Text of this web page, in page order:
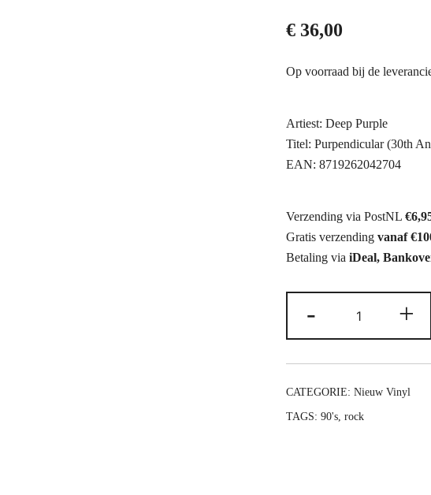
€ 36,00
Op voorraad bij de
Artiest: Deep Purple
Titel: Purpendicular (30th
EAN: 8719262042704
Verzending via PostNL
Gratis verzending vanaf
Betaling via iDeal,
-
Purple
-
Purpendicular
+
CATEGORIE: Nieuw Vinyl
TAGS: 90's, rock